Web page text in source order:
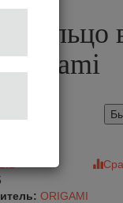
кольцо
ORIGAMI